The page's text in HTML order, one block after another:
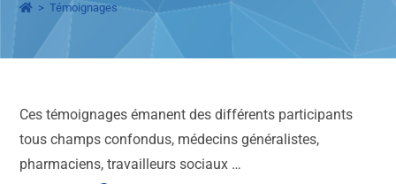
> Témoignages
Ces témoignages émanent des différents participants
tous champs confondus, médecins généralistes,
pharmaciens, travailleurs sociaux …